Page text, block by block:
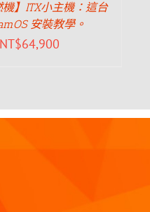
】ITX小主機：這台
安裝教學。
NT$64,900